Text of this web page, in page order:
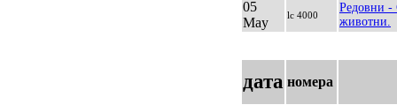
05
May
lc 4000
Редовни -
животни.
дата номера